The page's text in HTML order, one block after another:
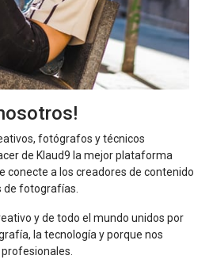
fotógrafos y técnicos
de Klaud9 la mejor plataforma
conecte a los creadores de contenido
de fotografías.
y de todo el mundo unidos por
la tecnología y porque nos